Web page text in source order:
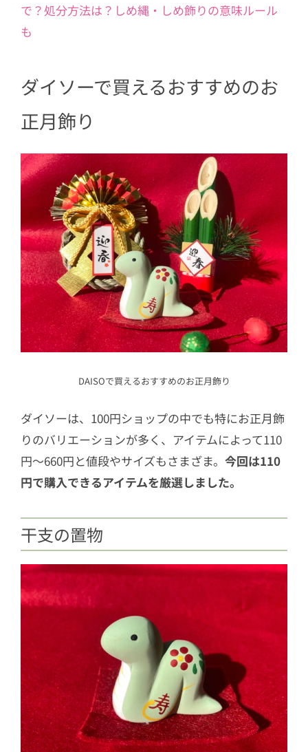
で？処分方法は？しめ縄・しめ飾りの意味ルール
も
ダイソーで買えるおすすめのお
正月飾り
DAISOで買えるおすすめのお正月飾り
ダイソーは、100円ショップの中でも特にお正月飾
りのバリエーションが多く、アイテムによって110
円～660円と値段やサイズもさまざま。 今回は110
円で購入できるアイテムを厳選しました。
干支の置物